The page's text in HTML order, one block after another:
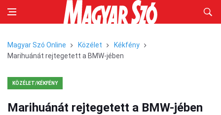
Magyar Szó Online Közélet
Kékfény
Marihuánát rejtegetett a BMW-jében
KÖZÉLET/KÉKFÉNY
Marihuánát rejtegetett a BMW-jében